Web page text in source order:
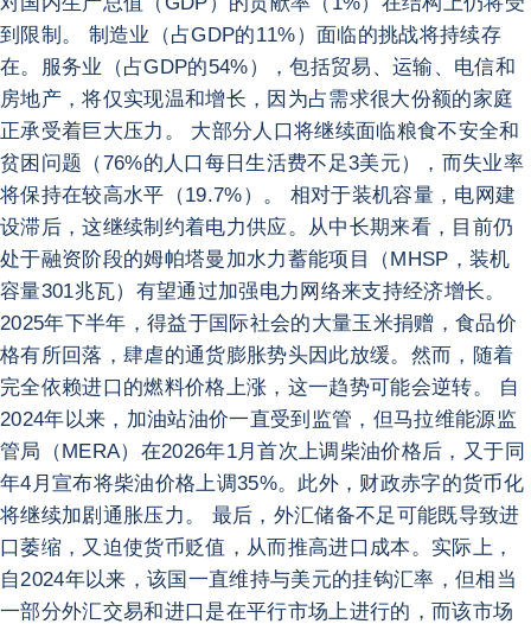
到限制。 制造业（占GDP的11%）面临的挑战将持续存
在。服务业（占GDP的54%），包括贸易、运输、电信和
房地产，将仅实现温和增长，因为占需求很大份额的家庭
正承受着巨大压力。 大部分人口将继续面临粮食不安全和
贫困问题（76%的人口每日生活费不足3美元），而失业率
将保持在较高水平（19.7%）。 相对于装机容量，电网建
设滞后，这继续制约着电力供应。从中长期来看，目前仍
处于融资阶段的姆帕塔曼加水力蓄能项目（MHSP，装机
容量301兆瓦）有望通过加强电力网络来支持经济增长。
2025年下半年，得益于国际社会的大量玉米捐赠，食品价
格有所回落，肆虐的通货膨胀势头因此放缓。然而，随着
完全依赖进口的燃料价格上涨，这一趋势可能会逆转。 自
2024年以来，加油站油价一直受到监管，但马拉维能源监
管局（MERA）在2026年1月首次上调柴油价格后，又于同
年4月宣布将柴油价格上调35%。此外，财政赤字的货币化
将继续加剧通胀压力。 最后，外汇储备不足可能既导致进
口萎缩，又迫使货币贬值，从而推高进口成本。实际上，
自2024年以来，该国一直维持与美元的挂钩汇率，但相当
一部分外汇交易和进口是在平行市场上进行的，而该市场